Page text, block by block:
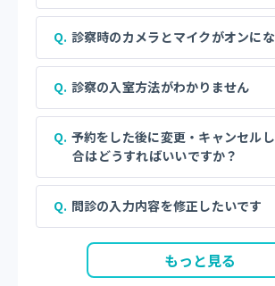
診察時のカメラとマイクがオンに
診察の入室方法がわかりません
予約をした後に変更・キャンセル
合はどうすればいいですか？
問診の入力内容を修正したいです
もっと見る